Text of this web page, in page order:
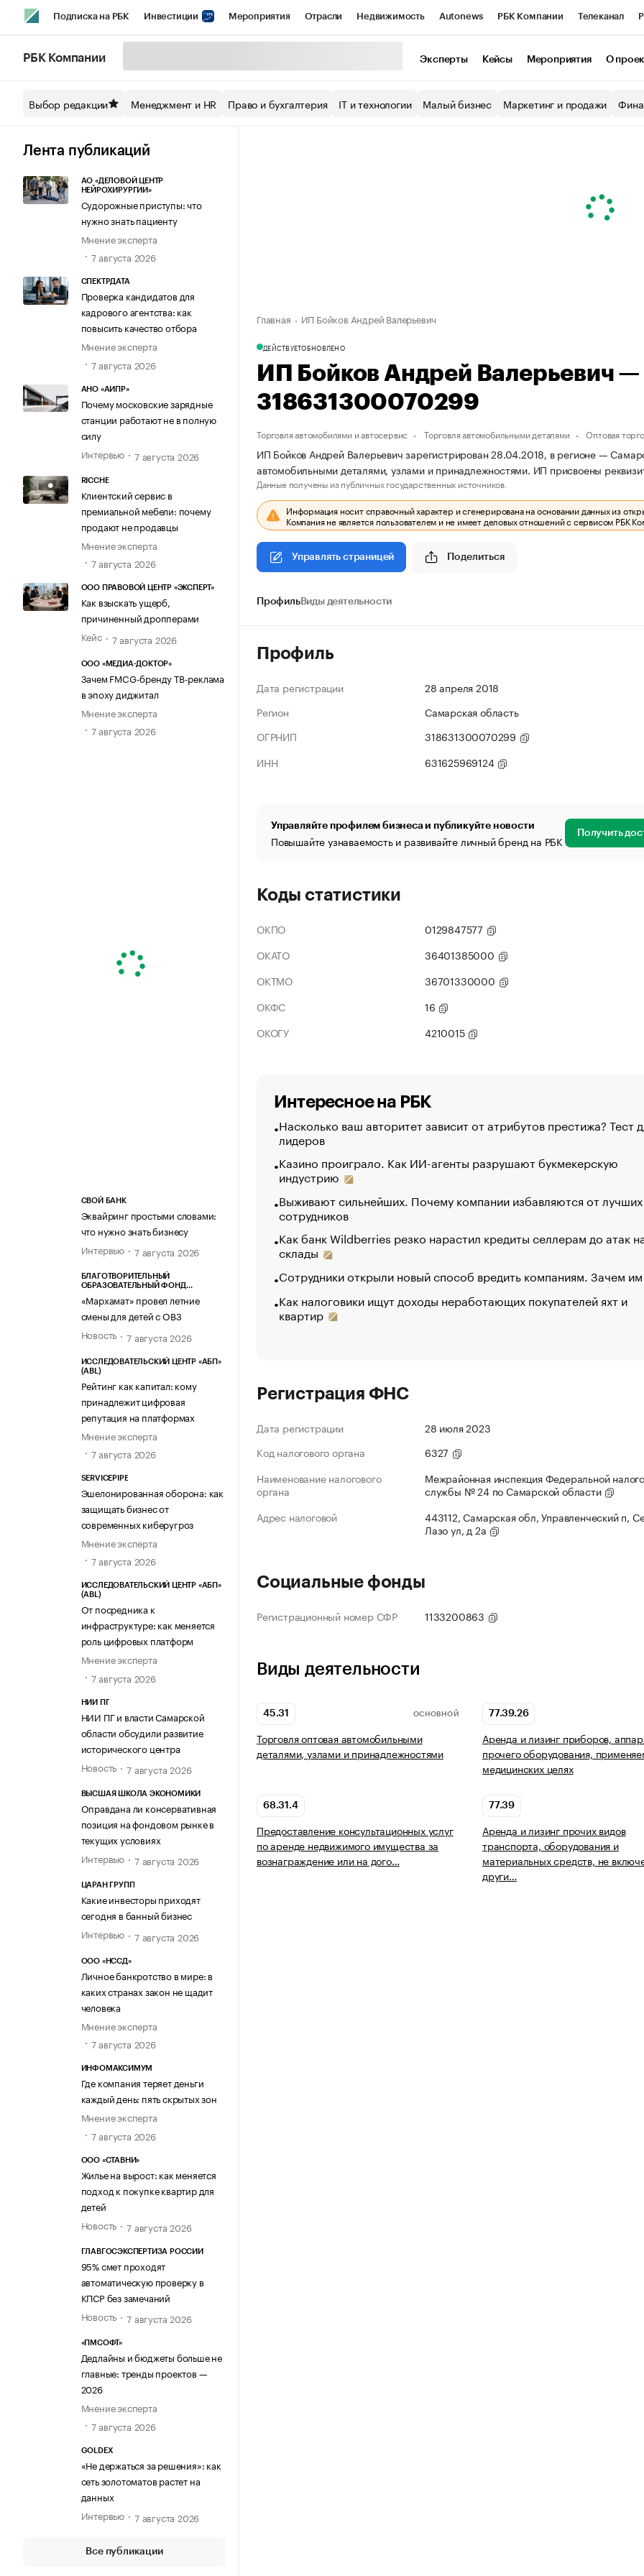
Подписка на РБК Инвестиции Мероприятия Отрасли Недвижимость Autonews РБК Компании Телеканал
Спецпроекты СПб Конференции СПб Спецпроекты Экономика Бизнес
Технологии и медиа
РБК Компании Эксперты Кейсы Мероприятия О
Выбор редакции Менеджмент и HR Право и бухгалтерия IT и технологии Малый бизнес Маркетинг и продажи
Лента публикаций
АО «ДЕЛОВОЙ ЦЕНТР
НЕЙРОХИРУРГИИ»
Судорожные приступы: что
нужно знать пациенту
Мнение эксперта
7 августа 2026
СПЕКТРДАТА
Проверка кандидатов для
кадрового агентства: как
повысить качество отбора
Мнение эксперта
7 августа 2026
АНО «АИПР»
Почему московские зарядные
станции работают не в полную
силу
Интервью
7 августа 2026
RICCHE
Клиентский сервис в
премиальной мебели: почему
продают не продавцы
Мнение эксперта
7 августа 2026
ООО ПРАВОВОЙ ЦЕНТР «ЭКСПЕРТ»
Как взыскать ущерб,
причиненный дропперами
Кейс
7 августа 2026
ООО «МЕДИА-ДОКТОР»
Зачем FMCG-бренду ТВ-реклама
в эпоху диджитал
Мнение эксперта
7 августа 2026
СВОЙ БАНК
Эквайринг простыми словами:
что нужно знать бизнесу
Интервью
7 августа 2026
БЛАГОТВОРИТЕЛЬНЫЙ
ОБРАЗОВАТЕЛЬНЫЙ ФОНД
«Мархамат» провел летние
смены для детей с ОВЗ
Новость
7 августа 2026
ИССЛЕДОВАТЕЛЬСКИЙ ЦЕНТР «АБП»
(ABL)
Рейтинг как капитал: кому
принадлежит цифровая
репутация на платформах
Мнение эксперта
7 августа 2026
SERVICEPIPE
Эшелонированная оборона: как
защищать бизнес от
современных киберугроз
Мнение эксперта
7 августа 2026
ИССЛЕДОВАТЕЛЬСКИЙ ЦЕНТР «АБП»
(ABL)
От посредника к
инфраструктуре: как меняется
роль цифровых платформ
Мнение эксперта
7 августа 2026
НИИ ПГ
НИИ ПГ и власти Самарской
области обсудили развитие
исторического центра
Новость
7 августа 2026
ВЫСШАЯ ШКОЛА ЭКОНОМИКИ
Оправдана ли консервативная
позиция на фондовом рынке в
текущих условиях
Интервью
7 августа 2026
ЦАРАН ГРУПП
Какие инвесторы приходят
сегодня в банный бизнес
Интервью
7 августа 2026
ООО «НССД»
Личное банкротство в мире: в
каких странах закон не щадит
человека
Мнение эксперта
7 августа 2026
ИНФОМАКСИМУМ
Где компания теряет деньги
каждый день: пять скрытых зон
Мнение эксперта
7 августа 2026
ООО «СТАВНИ»
Жилье на вырост: как меняется
подход к покупке квартир для
детей
Новость
7 августа 2026
ГЛАВГОСЭКСПЕРТИЗА РОССИИ
95% смет проходят
автоматическую проверку в
КПСР без замечаний
Новость
7 августа 2026
«ПМСОФТ»
Дедлайны и бюджеты больше не
главные: тренды проектов —
2026
Мнение эксперта
7 августа 2026
GOLDEX
«Не держаться за решения»: как
сеть золотоматов растет на
данных
Интервью
7 августа 2026
Все публикации
Главная ИП Бойков Андрей Валерьевич
ДЕЙСТВУЕТОБНОВЛЕНО
ИП Бойков Андрей Валерьевич
318631300070299
Торговля автомобилями и автосервис Торговля автомобильными деталями Оптовая
ИП Бойков Андрей Валерьевич зарегистрирован 28.04.2018, в регионе —
автомобильными деталями, узлами и принадлежностями. ИП присвоены
Данные получены из публичных государственных источников.
Информация носит справочный характер и сгенерирована на основании данных из
Компания не является пользователем и не имеет деловых отношений с сервисом РБК
Управлять страницей Поделиться
ПрофильВиды деятельности
Профиль
Дата регистрации
28 апреля 2018
Регион
Самарская область
ОГРНИП
318631300070299
ИНН
631625969124
Управляйте профилем бизнеса и публикуйте новости
Повышайте узнаваемость и развивайте личный бренд на РБК Получить
Коды статистики
ОКПО
0129847577
ОКАТО
36401385000
ОКТМО
36701330000
ОКФС
16
ОКОГУ
4210015
Интересное на РБК
Насколько ваш авторитет зависит от атрибутов престижа? Тест
лидеров
Казино проиграло. Как ИИ-агенты разрушают букмекерскую
индустрию
Выживают сильнейших. Почему компании избавляются от лучших
сотрудников
Как банк Wildberries резко нарастил кредиты селлерам до атак
склады
Сотрудники открыли новый способ вредить компаниям. Зачем
Как налоговики ищут доходы неработающих покупателей яхт и
квартир
Регистрация ФНС
Дата регистрации
28 июля 2023
Код налогового органа
6327
Наименование налогового
органа
Межрайонная инспекция Федеральной
службы № 24 по Самарской области
Адрес налоговой
443112, Самарская обл, Управленческий п,
Лазо ул, д 2а
Социальные фонды
Регистрационный номер СФР 1133200863
Виды деятельности
45.31 ОСНОВНОЙ
Торговля оптовая автомобильными
деталями, узлами и принадлежностями
77.39.26
Аренда и лизинг приборов,
прочего оборудования,
медицинских целях
68.31.4
Предоставление консультационных услуг
по аренде недвижимого имущества за
вознаграждение или на дого…
77.39
Аренда и лизинг прочих видов
транспорта, оборудования и
материальных средств, не
други…